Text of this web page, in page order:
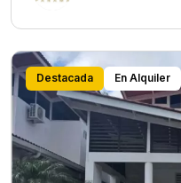
Destacada En Alquiler